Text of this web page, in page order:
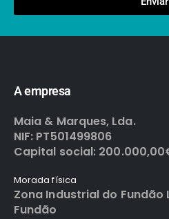
A empresa
Maia & Marques, Lda.
NIF: PT501499806
Capital social:
Morada física
Zona Industrial do Fundão
Fundão